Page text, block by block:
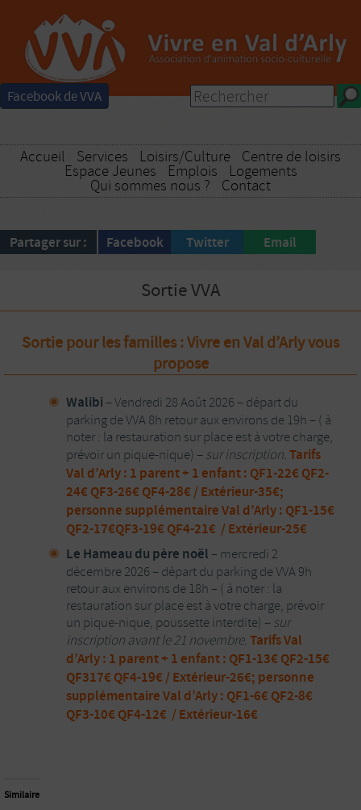
Facebook de VVA
Accueil Services Loisirs/Culture Centre de loisirs
Espace Jeunes Emplois Logements
Qui sommes nous ? Contact
Partager sur : Facebook Twitter Email
Sortie VVA
Sortie pour les familles : Vivre en Val d’Arly vous
propose
Walibi – Vendredi 28 Août 2026 – départ du
parking de VVA 8h retour aux environs de 19h – ( à
noter : la restauration sur place est à votre charge,
prévoir un pique-nique) –sur inscription.Tarifs
Val d’Arly : 1 parent + 1 enfant : QF1-22€ QF2-
24€ QF3-26€ QF4-28€ /Extérieur-35€;
personne supplémentaire Val d’Arly : QF1-15€
QF2-17€QF3-19€ QF4-21€ / Extérieur-25€
Le Hameau du père noël – mercredi 2
décembre 2026 – départ du parking de VVA 9h
retour aux environs de 18h – ( à noter : la
restauration sur place est à votre charge, prévoir
un pique-nique, poussette interdite) –sur
inscription avant le 21 novembre.Tarifs Val
d’Arly : 1 parent + 1 enfant : QF1-13€ QF2-15€
QF317€ QF4-19€ /Extérieur-26€; personne
supplémentaire Val d’Arly : QF1-6€ QF2-8€
QF3-10€ QF4-12€ / Extérieur-16€
Similaire